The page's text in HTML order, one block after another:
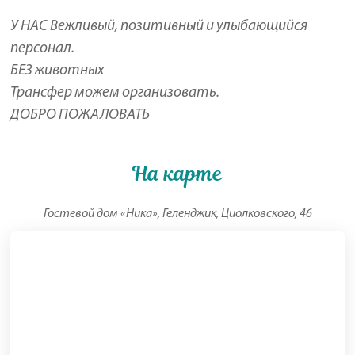
У НАС Вежливый, позитивный и улыбающийся
персонал.
БЕЗ животных
Трансфер можем организовать.
ДОБРО ПОЖАЛОВАТЬ
На карте
Гостевой дом «Ника», Геленджик, Циолковского, 46